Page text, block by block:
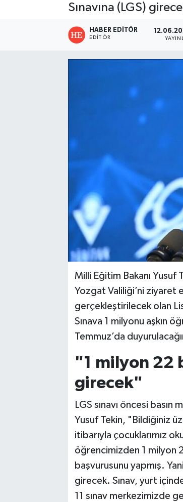
Sınavına (LGS)
HABER EDITÖR
EDITÖR
Milli Eğitim Bakanı
Yozgat Valiliği’ni ziyaret
gerçekleştirilecek olan
Sınava 1 milyonu aşkın
Temmuz’da
"1 milyon 22
girecek"
LGS sınavı öncesi basın
Yusuf Tekin, "Bildiğiniz
itibarıyla çocuklarımız
öğrencimizden 1 milyon
başvurusunu yapmış.
girecek. Sınav, yurt
11 sınav merkezimizde